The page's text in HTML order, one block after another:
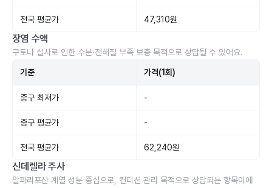
전국 평균가 47,310원
장염 수액
구토나 설사로 인한 수분·전해질 부족 보충 목적으로 상담될 수 있어요.
기준 가격(1회)
중구 최저가 -
중구 평균가 -
전국 평균가 62,240원
신데렐라 주사
알파리포산 계열 성분 중심으로, 컨디션 관리 목적으로 상담되는 항목이에